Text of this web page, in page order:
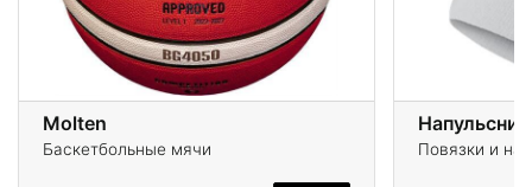
Molten
Баскетбольные мячи Повязки и